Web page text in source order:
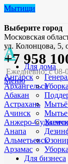
Мытищи
Выберите город
А
Ангарск
Архангельск
Абакан
Астрахань
Ачинск
Анжеро-Судженск
Анапа
Альметьевск
Арзамас
Московская
ул. Колонцова, 5,
+7 958
Ежедневно: с 08-
Меню
Для дома
Мытьё
Мытье
Для бизнеса